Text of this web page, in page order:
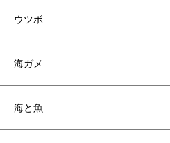
ウツボ
海ガメ
海と魚